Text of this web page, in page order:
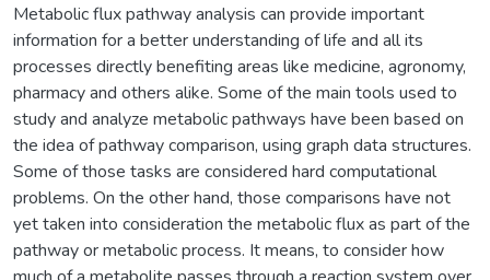
Metabolic flux pathway analysis can provide important
information for a better understanding of life and all its
processes directly benefiting areas like medicine, agronomy,
pharmacy and others alike. Some of the main tools used to
study and analyze metabolic pathways have been based on
the idea of pathway comparison, using graph data structures.
Some of those tasks are considered hard computational
problems. On the other hand, those comparisons have not
yet taken into consideration the metabolic flux as part of the
pathway or metabolic process. It means, to consider how